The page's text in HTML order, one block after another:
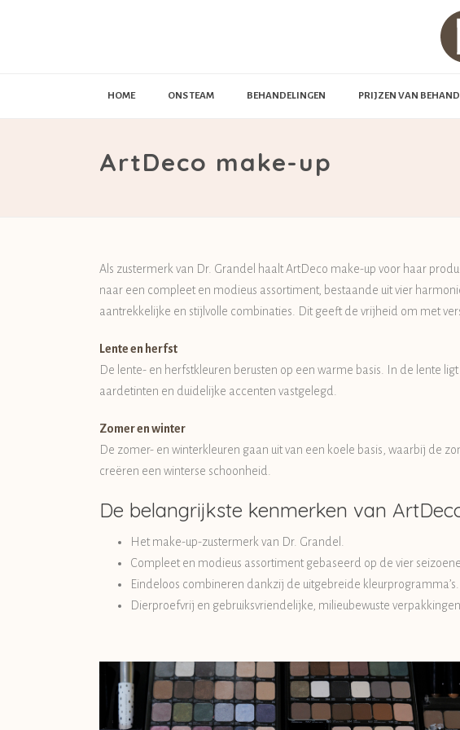
HOME ONS TEAM BEHANDELINGEN PRIJZEN VAN
ArtDeco make-up
Als zustermerk van Dr. Grandel haalt ArtDeco make-up voor haar
naar een compleet en modieus assortiment, bestaande uit vier
aantrekkelijke en stijlvolle combinaties. Dit geeft de vrijheid om met
Lente en herfst
De lente- en herfstkleuren berusten op een warme basis. In de lente
aardetinten en duidelijke accenten vastgelegd.
Zomer en winter
De zomer- en winterkleuren gaan uit van een koele basis, waarbij de
creëren een winterse schoonheid.
De belangrijkste kenmerken van
Het make-up-zustermerk van Dr. Grandel.
Compleet en modieus assortiment gebaseerd op de vier
Eindeloos combineren dankzij de uitgebreide kleurprogramma’s.
Dierproefvrij en gebruiksvriendelijke, milieubewuste verpakkingen.